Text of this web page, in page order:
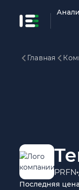
Главная
PRFN
Последняя